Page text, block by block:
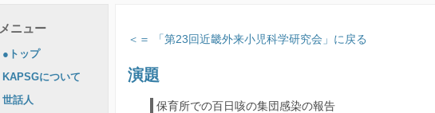
＜＝ 「第23回近畿外来小児科学研究会」に戻る
演題
保育所での百日咳の集団感染の報告
メニュー
●トップ
KAPSGについて
世話人